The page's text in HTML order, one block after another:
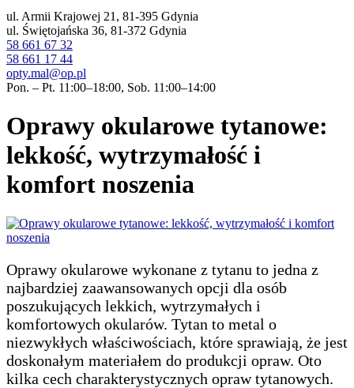
ul. Armii Krajowej 21, 81-395 Gdynia
ul. Świętojańska 36, 81-372 Gdynia
58 661 67 32
58 661 17 44
opty.mal@op.pl
Pon. – Pt. 11:00–18:00, Sob. 11:00–14:00
Oprawy okularowe tytanowe:
lekkość, wytrzymałość i
komfort noszenia
Oprawy okularowe wykonane z tytanu to jedna z
najbardziej zaawansowanych opcji dla osób
poszukujących lekkich, wytrzymałych i
komfortowych okularów. Tytan to metal o
niezwykłych właściwościach, które sprawiają, że jest
doskonałym materiałem do produkcji opraw. Oto
kilka cech charakterystycznych opraw tytanowych.